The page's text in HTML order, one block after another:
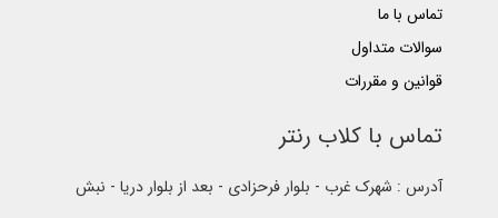
تماس با ما
سوالات متداول
قوانین و مقررات
تماس با کلاب رنتر
آدرس : شهرک غرب - بلوار فرحزادی - بعد از بلوار دریا - نبش